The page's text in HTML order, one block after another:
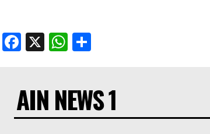
Facebook
X WhatsApp
AIN NEWS 1